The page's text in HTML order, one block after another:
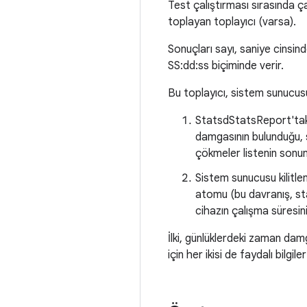
Test çalıştırması sırasında
toplayan toplayıcı (varsa).
Sonuçları sayı, saniye
SS:dd:ss biçiminde verir.
Bu toplayıcı, sistem
damgasının
çökmeler listenin
Sistem sunucusu
atomu (bu davranış,
cihazın çalışma
İlki, günlüklerdeki zaman
için her ikisi de faydalı